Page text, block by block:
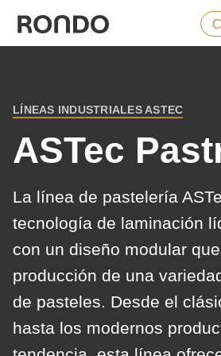
main
Máquinas
Servicio posventa
Empresa
message
function:
mb_substr():
Passing
to
parameter
#1
($string)
type
string
BREADCRUMB
LÍNEAS INDUSTRIALES ASTEC
ASTec
La línea de pastelería
tecnología de laminación
con un diseño modular
producción de una
de pasteles. Desde el
hasta los modernos